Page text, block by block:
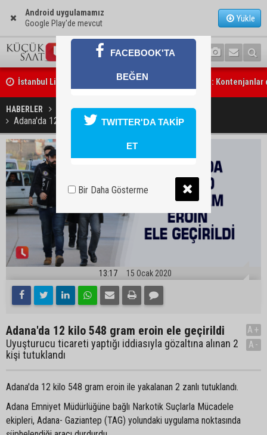
Android uygulamamız
Google Play'de mevcut
Yükle
İstanbul Lider Kolejleri Adana Kampüsü’ne yoğun ilgi: Kontenjanlar
üzere
Göçükte hayatını kaybeden işçinin cenazesi ailesine teslim edildi
HABERLER YAŞAM
Adana'da 12 kilo 548 gram eroin ele geçirildi
13:17 15 Ocak 2020
Adana'da 12 kilo 548 gram eroin ele geçirildi
Uyuşturucu ticareti yaptığı iddiasıyla gözaltına alınan 2
kişi tutuklandı
A+
A-
Adana'da 12 kilo 548 gram eroin ile yakalanan 2 zanlı tutuklandı.
Adana Emniyet Müdürlüğüne bağlı Narkotik Suçlarla Mücadele
ekipleri, Adana- Gaziantep (TAG) yolundaki uygulama noktasında
FACEBOOK'TA
BEĞEN
TWITTER'DA TAKİP
ET
Bir Daha Gösterme